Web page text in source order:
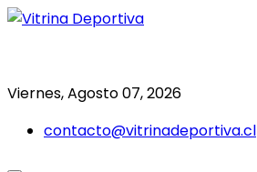
Saltar
Viernes, Agosto 07, 2026
contacto@vitrinadeportiva.cl